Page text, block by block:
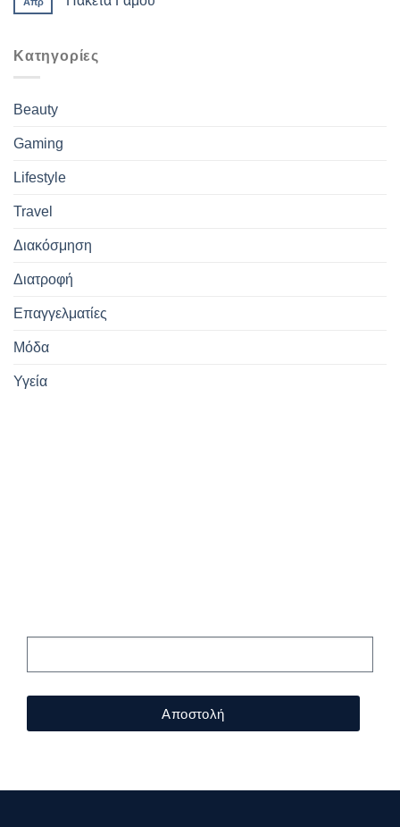
Kατηγορίες
Beauty
Gaming
Lifestyle
Travel
Διακόσμηση
Διατροφή
Επαγγελματίες
Μόδα
Υγεία
Αποστολή